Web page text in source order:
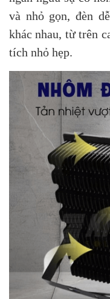
và nhỏ gọn, đèn
khác nhau, từ trên
tích nhỏ hẹp.